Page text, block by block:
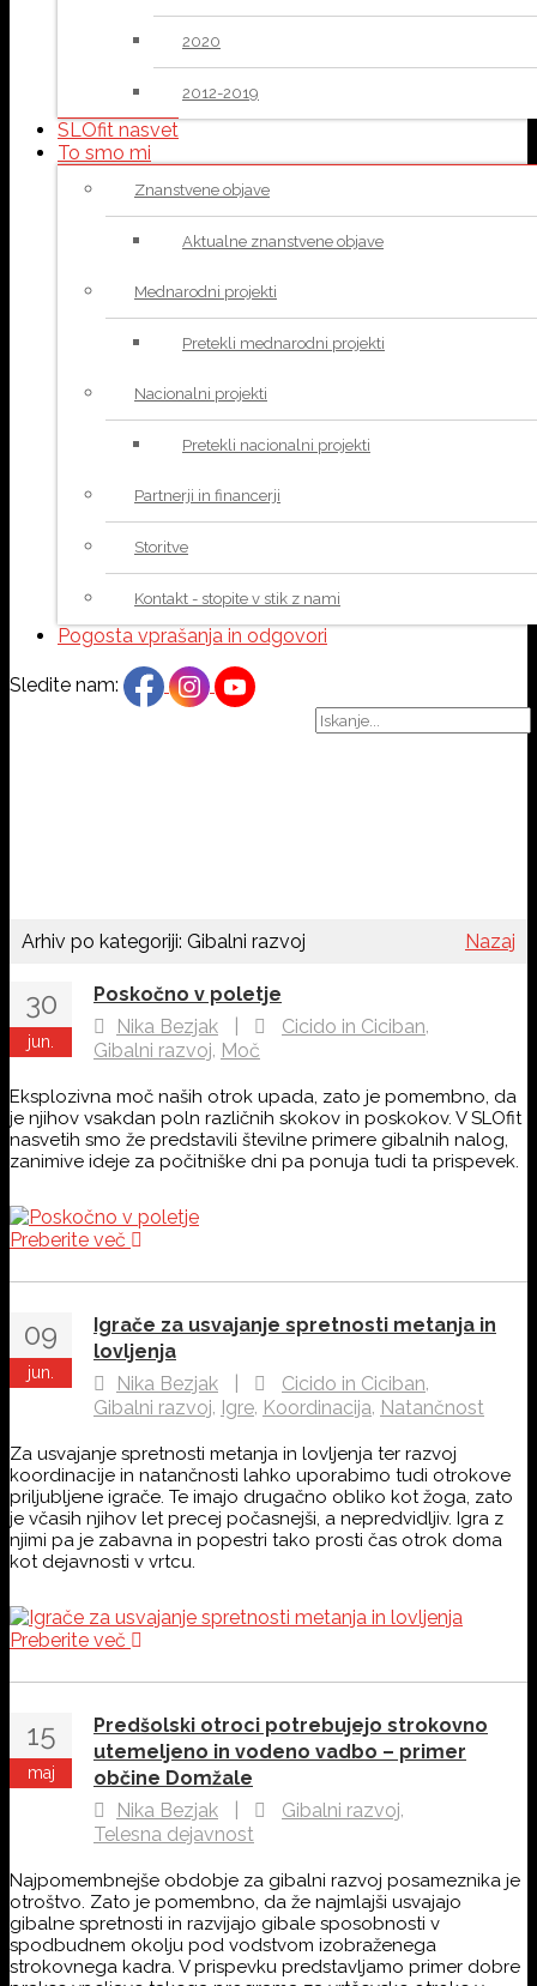
2020
2012-2019
SLOfit nasvet
To smo mi
Znanstvene objave
Aktualne znanstvene objave
Mednarodni projekti
Pretekli mednarodni projekti
Nacionalni projekti
Pretekli nacionalni projekti
Partnerji in financerji
Storitve
Kontakt - stopite v stik z nami
Pogosta vprašanja in odgovori
Sledite nam:
Arhiv po kategoriji: Gibalni razvoj Nazaj
30
jun.
Poskočno v poletje
Nika Bezjak
Cicido in Ciciban
Gibalni razvoj, Moč
Eksplozivna moč naših otrok upada, zato je pomembno, da
je njihov vsakdan poln različnih skokov in poskokov. V SLOfit
nasvetih smo že predstavili številne primere gibalnih nalog,
zanimive ideje za počitniške dni pa ponuja tudi ta prispevek.
Preberite več
09
jun.
Igrače za usvajanje spretnosti metanja in
lovljenja
Nika Bezjak
Cicido in Ciciban
Gibalni razvoj, Igre, Koordinacija, Natančnost
Za usvajanje spretnosti metanja in lovljenja ter razvoj
koordinacije in natančnosti lahko uporabimo tudi otrokove
priljubljene igrače. Te imajo drugačno obliko kot žoga, zato
je včasih njihov let precej počasnejši, a nepredvidljiv. Igra z
njimi pa je zabavna in popestri tako prosti čas otrok doma
kot dejavnosti v vrtcu.
Preberite več
15
maj
Predšolski otroci potrebujejo strokovno
utemeljeno in vodeno vadbo – primer
občine Domžale
Nika Bezjak
Gibalni razvoj
Telesna dejavnost
Najpomembnejše obdobje za gibalni razvoj posameznika je
otroštvo. Zato je pomembno, da že najmlajši usvajajo
gibalne spretnosti in razvijajo gibale sposobnosti v
spodbudnem okolju pod vodstvom izobraženega
strokovnega kadra. V prispevku predstavljamo primer dobre